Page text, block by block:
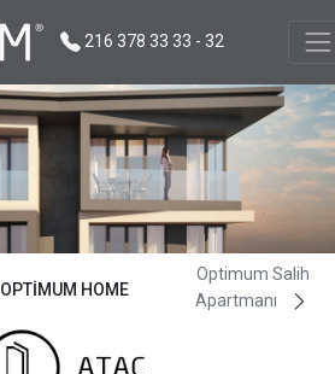
216 378 33 33 - 32
OPTIMUM HOME
Optimum Salih
Apartmanı